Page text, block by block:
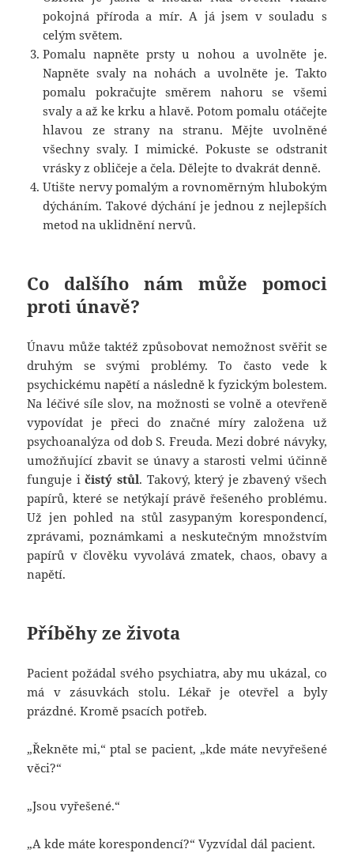
pokojná příroda a mír. A já jsem v souladu s
celým světem.
Pomalu napněte prsty u nohou a uvolněte je.
Napněte svaly na nohách a uvolněte je. Takto
pomalu pokračujte směrem nahoru se všemi
svaly a až ke krku a hlavě. Potom pomalu otáčejte
hlavou ze strany na stranu. Mějte uvolněné
všechny svaly. I mimické. Pokuste se odstranit
vrásky z obličeje a čela. Dělejte to dvakrát denně.
Utište nervy pomalým a rovnoměrným hlubokým
dýcháním. Takové dýchání je jednou z nejlepších
metod na uklidnění nervů.
Co dalšího nám může pomoci
proti únavě?
Únavu může taktéž způsobovat nemožnost svěřit se
druhým se svými problémy. To často vede k
psychickému napětí a následně k fyzickým bolestem.
Na léčivé síle slov, na možnosti se volně a otevřeně
vypovídat je přeci do značné míry založena už
psychoanalýza od dob S. Freuda. Mezi dobré návyky,
umožňující zbavit se únavy a starosti velmi účinně
funguje i čistý stůl. Takový, který je zbavený všech
papírů, které se netýkají právě řešeného problému.
Už jen pohled na stůl zasypaným korespondencí,
zprávami, poznámkami a neskutečným množstvím
papírů v člověku vyvolává zmatek, chaos, obavy a
napětí.
Příběhy ze života
Pacient požádal svého psychiatra, aby mu ukázal, co
má v zásuvkách stolu. Lékař je otevřel a byly
prázdné. Kromě psacích potřeb.
„Řekněte mi,“ ptal se pacient, „kde máte nevyřešené
věci?“
„Jsou vyřešené.“
„A kde máte korespondencí?“ Vyzvídal dál pacient.